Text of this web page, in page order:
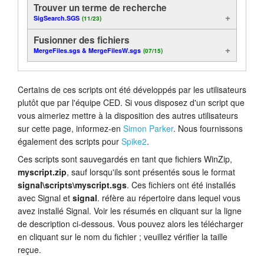
Trouver un terme de recherche
SigSearch.SGS (11/23)
Fusionner des fichiers
MergeFiles.sgs & MergeFilesW.sgs (07/15)
Certains de ces scripts ont été développés par les utilisateurs
plutôt que par l'équipe CED. Si vous disposez d'un script que
vous aimeriez mettre à la disposition des autres utilisateurs
sur cette page, informez-en Simon Parker. Nous fournissons
également des scripts pour Spike2.
Ces scripts sont sauvegardés en tant que fichiers WinZip,
myscript.zip, sauf lorsqu'ils sont présentés sous le format
signal\scripts\myscript.sgs. Ces fichiers ont été installés
avec Signal et signal. réfère au répertoire dans lequel vous
avez installé Signal. Voir les résumés en cliquant sur la ligne
de description ci-dessous. Vous pouvez alors les télécharger
en cliquant sur le nom du fichier ; veuillez vérifier la taille
reçue.